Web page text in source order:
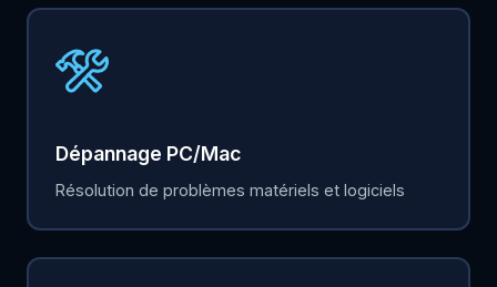
Dépannage PC/Mac
Résolution de problèmes matériels et logiciels